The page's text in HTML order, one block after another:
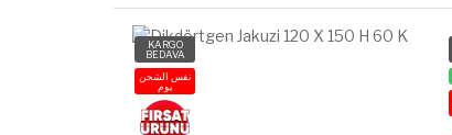
KARGO
BEDAVA
نفس الشحن
يوم